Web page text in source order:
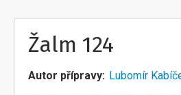
Žalm 124
Autor přípravy Lubomír